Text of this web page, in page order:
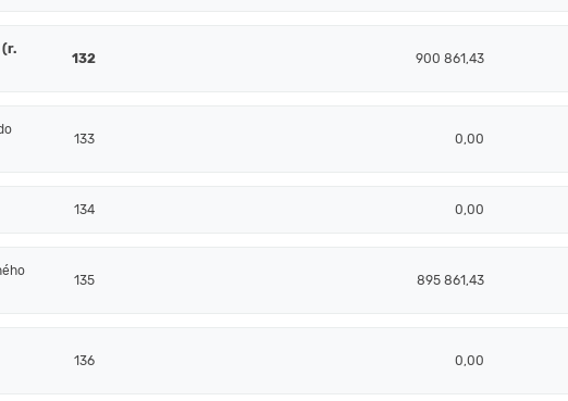
132 900 861,43
133 0,00
134 0,00
135 895 861,43
136 0,00